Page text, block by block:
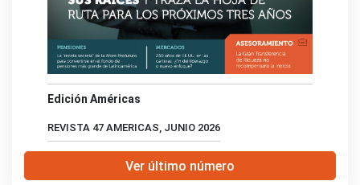
Edición Américas
REVISTA 47 AMERICAS, JUNIO 2026
Ver último número